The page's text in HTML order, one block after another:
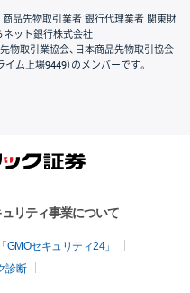
商品先物取引業者 銀行代理業者 関東財
ネット銀行株式会社
物取引業協会、日本商品先物取引協会
ム上場9449）のメンバーです。
リティ事業について
セキュリティ24」
診断